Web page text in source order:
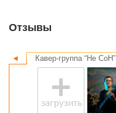
Отзывы
◄ Кавер-группа “Не СоН”